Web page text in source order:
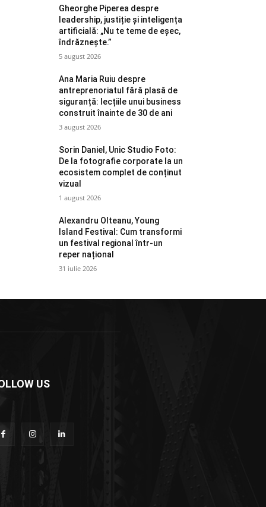
Gheorghe Piperea despre
leadership, justiție și inteligența
artificială: „Nu te teme de eșec,
îndrăznește.”
5 august 2026
Ana Maria Ruiu despre
antreprenoriatul fără plasă de
siguranță: lecțiile unui business
construit înainte de 30 de ani
3 august 2026
Sorin Daniel, Unic Studio Foto:
De la fotografie corporate la un
ecosistem complet de conținut
vizual
1 august 2026
Alexandru Olteanu, Young
Island Festival: Cum transformi
un festival regional într-un
reper național
31 iulie 2026
US